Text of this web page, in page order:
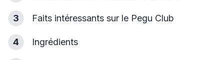
3 Faits intéressants sur le Pegu Club
4 Ingrédients